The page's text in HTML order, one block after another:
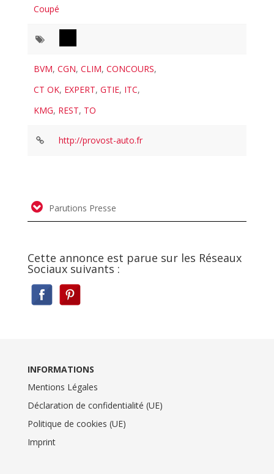
Coupé
BVM,CGN,CLIM,CONCOURS,
CT OK, EXPERT,GTIE, ITC,
KMG, REST, TO
http://provost-auto.fr
Parutions Presse
Cette annonce est parue sur les Réseaux
Sociaux suivants :
INFORMATIONS
Mentions Légales
Déclaration de confidentialité (UE)
Politique de cookies (UE)
Imprint